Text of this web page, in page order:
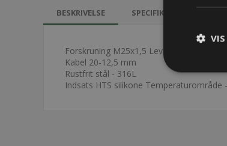
BESKRIVELSE SPECIFIKATIONER
Forskruning M25x1,5 LevelEx Ex-d/EX-e
Kabel 20-12,5 mm
Rustfrit stål - 316L
Indsats HTS silikone Temperaturområde
VIS